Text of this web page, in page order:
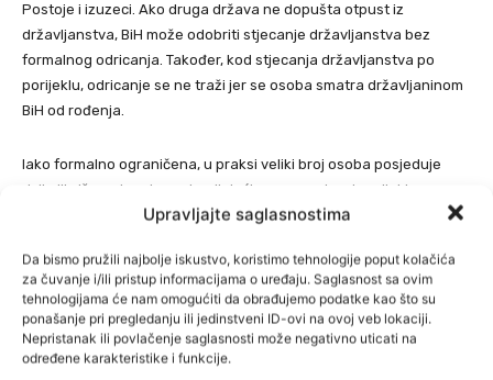
Upravljajte saglasnostima
Da bismo pružili najbolje iskustvo, koristimo tehnologije poput kolačića
za čuvanje i/ili pristup informacijama o uređaju. Saglasnost sa ovim
tehnologijama će nam omogućiti da obrađujemo podatke kao što su
ponašanje pri pregledanju ili jedinstveni ID-ovi na ovoj veb lokaciji.
Nepristanak ili povlačenje saglasnosti može negativno uticati na
određene karakteristike i funkcije.
Postoje i izuzeci. Ako druga država ne dopušta otpust iz
državljanstva, BiH može odobriti stjecanje državljanstva bez
formalnog odricanja. Također, kod stjecanja državljanstva po
porijeklu, odricanje se ne traži jer se osoba smatra državljaninom
BiH od rođenja.
Iako formalno ograničena, u praksi veliki broj osoba posjeduje
dvije ili više putovnica zahvaljujući sporazumima i porijeklu.
Međutim, značajan broj ljudi se i odrekao državljanstva BiH,
Slovenije.
Od 1996. do 2024. godine državljanstva BiH odreklo se oko
100.000 osoba, a rekordan broj zabilježen je 2003. godine (9.128).
U prvoj polovini 2024. državljanstva se odreklo 929 osoba, dok je